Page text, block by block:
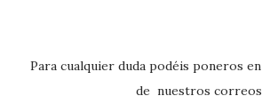
Para cualquier duda podéis poneros en contacto a través
de nuestros correos